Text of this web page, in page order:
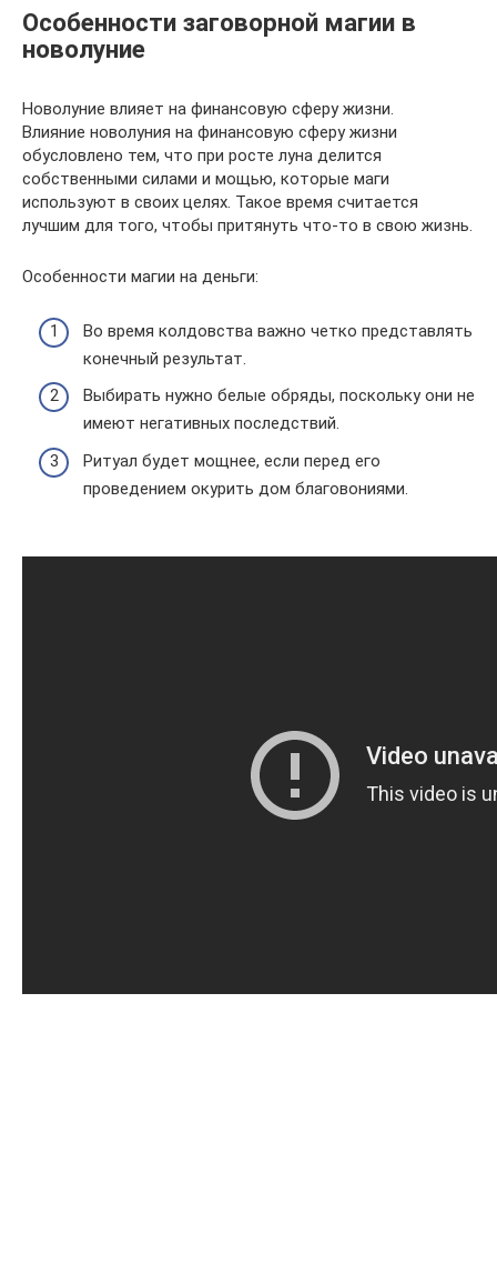
Особенности заговорной магии в
новолуние
Новолуние влияет на финансовую сферу жизни.
Влияние новолуния на финансовую сферу жизни
обусловлено тем, что при росте луна делится
собственными силами и мощью, которые маги
используют в своих целях. Такое время считается
лучшим для того, чтобы притянуть что-то в свою жизнь.
Особенности магии на деньги:
Во время колдовства важно четко представлять
конечный результат.
Выбирать нужно белые обряды, поскольку они не
имеют негативных последствий.
Ритуал будет мощнее, если перед его
проведением окурить дом благовониями.